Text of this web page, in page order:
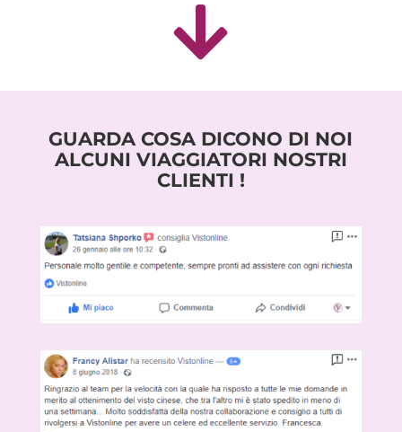

GUARDA COSA DICONO DI NOI
ALCUNI VIAGGIATORI NOSTRI
CLIENTI !